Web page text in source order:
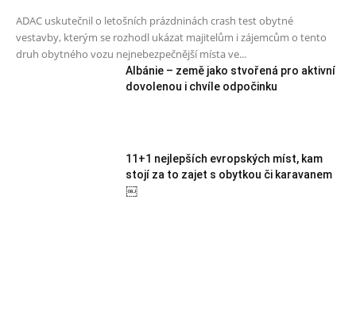
ADAC uskutečnil o letošních prázdninách crash test obytné
vestavby, kterým se rozhodl ukázat majitelům i zájemcům o tento
druh obytného vozu nejnebezpečnější místa ve...
Albánie – země jako stvořená pro aktivní
dovolenou i chvíle odpočinku
11+1 nejlepších evropských míst, kam
stojí za to zajet s obytkou či karavanem
￼